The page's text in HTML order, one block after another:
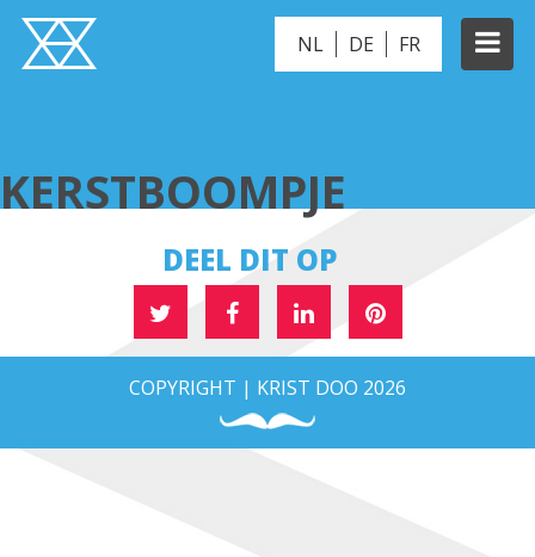
NL DE FR
KERSTBOOMPJE
DEEL DIT OP
COPYRIGHT | KRIST DOO 2026